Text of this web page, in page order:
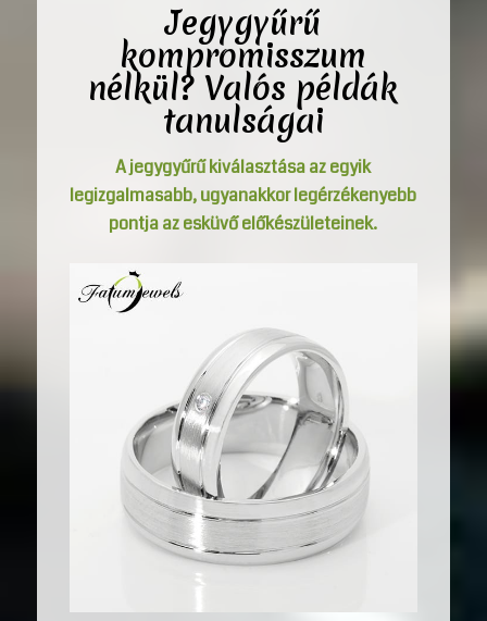
Jegygyűrű
kompromisszum
nélkül? Valós példák
tanulságai
A jegygyűrű kiválasztása az egyik
legizgalmasabb, ugyanakkor legérzékenyebb
pontja az esküvő előkészületeinek.